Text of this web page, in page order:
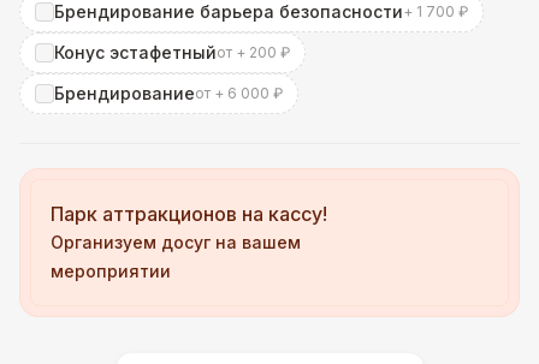
Брендирование барьера безопасности+ 1 700 ₽
Конус эстафетныйот + 200 ₽
Брендированиеот + 6 000 ₽
Парк аттракционов на кассу!
Организуем досуг на вашем
мероприятии